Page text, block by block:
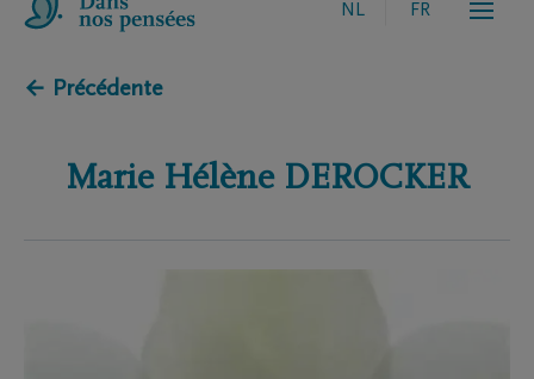
NL FR
← Précédente
Marie Hélène DEROCKER